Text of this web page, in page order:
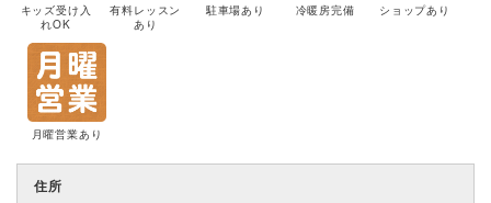
キッズ受け入
れOK
有料レッスン
あり
駐車場あり 冷暖房完備 ショップあり
月曜営業あり
住所